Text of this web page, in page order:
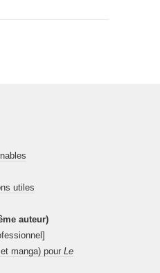
utiles
auteur)
manga) pour Le